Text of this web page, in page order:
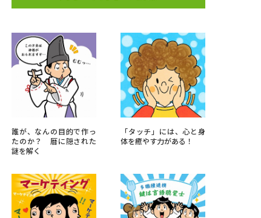
過去問題集
留学・進学関連、塾・予備校
請求
高等学校卒業程度認定試験
定試験
誰が、なんの目的で作っ
たのか？ 暦に隠された
謎を解く
「タッチ」には、心と身
体を癒やす力がある！